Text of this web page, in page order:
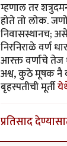
म्हणाल तर
होते तो लोक.
निवासस्थानच;
निरनिराळे वर्ण
आरक्त वर्णाचे
अश्व, कुठे मूषक नै
बृहस्पतीची मूर्ती
प्रतिसाद